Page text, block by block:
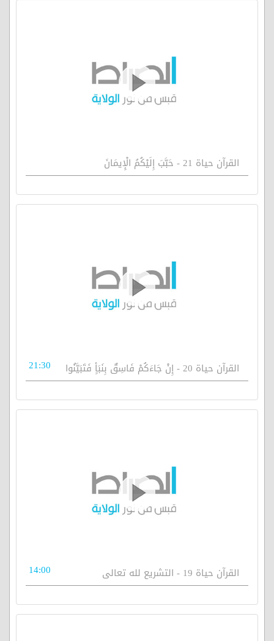
القرآن حياة 21 - حَبَّبَ إِلَيْكُمُ الْإِيمَانَ
القرآن حياة 20 - إِنْ جَاءَكُمْ فَاسِقٌ بِنَبَأٍ فَتَبَيَّنُوا 21:30
القرآن حياة 19 - التشريع لله تعالى 14:00